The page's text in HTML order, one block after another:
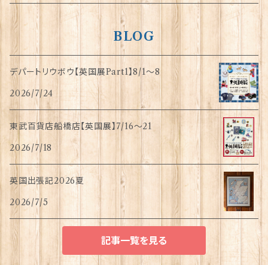
BLOG
デパートリウボウ【英国展Part1】8/1〜8
2026/7/24
東武百貨店船橋店【英国展】7/16～21
2026/7/18
英国出張記2026夏
2026/7/5
記事一覧を見る